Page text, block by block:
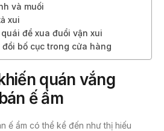
và muối
xui
để xua đuổi vận xui
đổi bố cục trong cửa hàng
quán vắng
ế ẩm
ế ẩm có thể kể đến như thị hiếu